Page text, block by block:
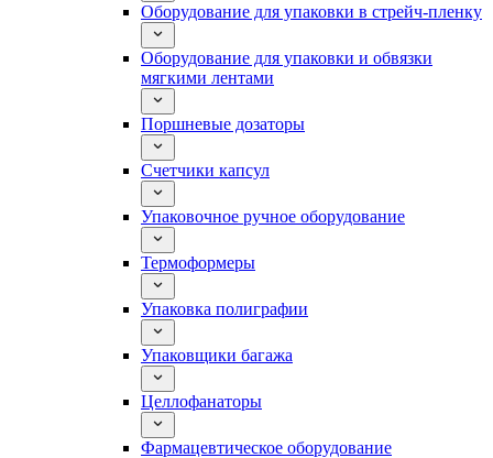
Оборудование для упаковки в стрейч-пленку
Оборудование для упаковки и обвязки
мягкими лентами
Поршневые дозаторы
Счетчики капсул
Упаковочное ручное оборудование
Термоформеры
Упаковка полиграфии
Упаковщики багажа
Целлофанаторы
Фармацевтическое оборудование